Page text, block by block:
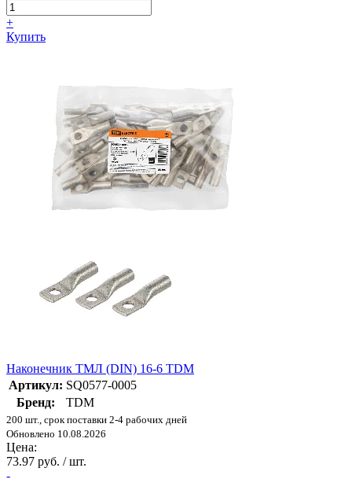
+
Купить
Наконечник ТМЛ (DIN) 16-6 TDM
Артикул: SQ0577-0005
Бренд:
TDM
200 шт., срок поставки 2-4 рабочих дней
Обновлено 10.08.2026
Цена:
73.97 руб. / шт.
-